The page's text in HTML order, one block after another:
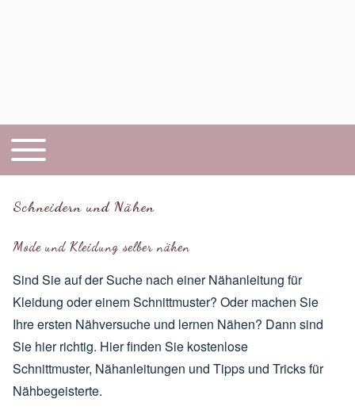
Hauptnavigation
Toggle main menu
Schneidern und Nähen
Mode und Kleidung selber nähen
Sind Sie auf der Suche nach einer Nähanleitung für
Kleidung oder einem Schnittmuster? Oder machen Sie
Ihre ersten Nähversuche und lernen Nähen? Dann sind
Sie hier richtig. Hier finden Sie kostenlose
Schnittmuster, Nähanleitungen und Tipps und Tricks für
Nähbegeisterte.